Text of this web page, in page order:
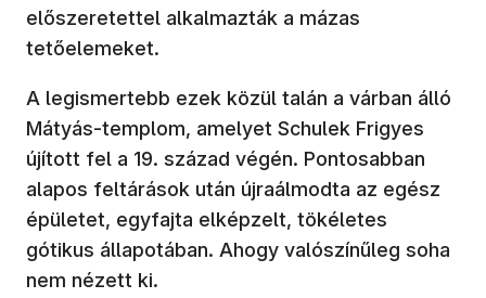
előszeretettel alkalmazták a mázas
tetőelemeket.
A legismertebb ezek közül talán a várban álló
Mátyás-templom, amelyet Schulek Frigyes
újított fel a 19. század végén. Pontosabban
alapos feltárások után újraálmodta az egész
épületet, egyfajta elképzelt, tökéletes
gótikus állapotában. Ahogy valószínűleg soha
nem nézett ki.